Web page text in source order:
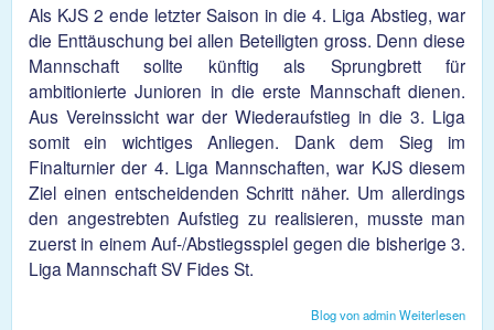
Als KJS 2 ende letzter Saison in die 4. Liga Abstieg, war
die Enttäuschung bei allen Beteiligten gross. Denn diese
Mannschaft sollte künftig als Sprungbrett für
ambitionierte Junioren in die erste Mannschaft dienen.
Aus Vereinssicht war der Wiederaufstieg in die 3. Liga
somit ein wichtiges Anliegen. Dank dem Sieg im
Finalturnier der 4. Liga Mannschaften, war KJS diesem
Ziel einen entscheidenden Schritt näher. Um allerdings
den angestrebten Aufstieg zu realisieren, musste man
zuerst in einem Auf-/Abstiegsspiel gegen die bisherige 3.
Liga Mannschaft SV Fides St.
Weiterlesen
Blog von admin